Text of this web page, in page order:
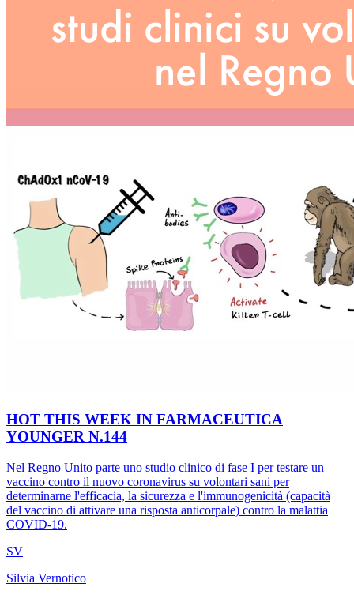
HOT THIS WEEK IN FARMACEUTICA
YOUNGER N.144
Nel Regno Unito parte uno studio clinico di fase I per testare un
vaccino contro il nuovo coronavirus su volontari sani per
determinarne l'efficacia, la sicurezza e l'immunogenicità (capacità
del vaccino di attivare una risposta anticorpale) contro la malattia
COVID-19.
SV
Silvia Vernotico